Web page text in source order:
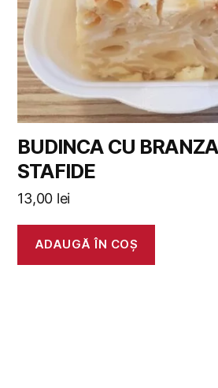
BUDINCA CU
STAFIDE
13,00 lei
ADAUGĂ ÎN COȘ